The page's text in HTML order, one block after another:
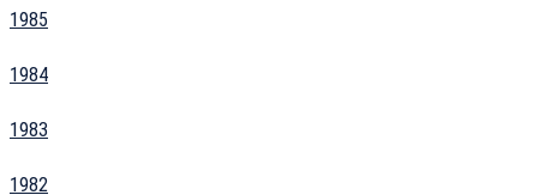
1985
1984
1983
1982